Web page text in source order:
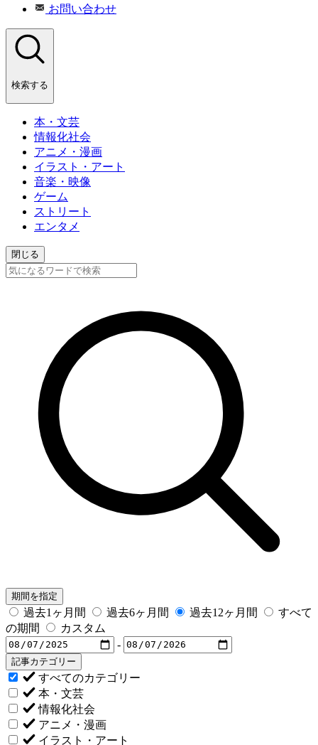
お問い合わせ
検索する
本・文芸
情報化社会
アニメ・漫画
イラスト・アート
音楽・映像
ゲーム
ストリート
エンタメ
閉じる
期間を指定
過去1ヶ月間 過去6ヶ月間 過去12ヶ月間
すべて
の期間
カスタム
-
記事カテゴリー
すべてのカテゴリー
本・文芸
情報化社会
アニメ・漫画
イラスト・アート